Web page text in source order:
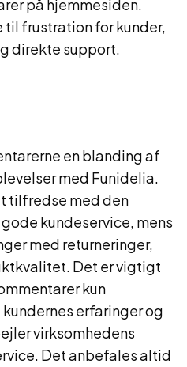
på hjemmesiden.
frustration for kunder,
direkte support.
en blanding af
med Funidelia.
tilfredse med den
kundeservice, mens
med returneringer,
Det er vigtigt
kun
erfaringer og
virksomhedens
Det anbefales altid